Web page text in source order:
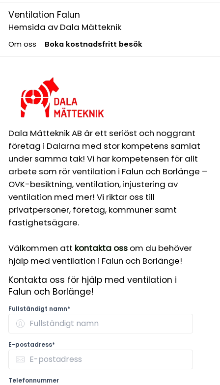
Ventilation Falun
Hemsida av Dala Mätteknik
Om oss Boka kostnadsfritt besök
Dala Mätteknik AB är ett seriöst och noggrant
företag i Dalarna med stor kompetens samlat
under samma tak! Vi har kompetensen för allt
arbete som rör ventilation i Falun och Borlänge –
OVK-besiktning, ventilation, injustering av
ventilation med mer! Vi riktar oss till
privatpersoner, företag, kommuner samt
fastighetsägare.
Välkommen att kontakta ossom du behöver
hjälp med ventilation i Falun och Borlänge!
Kontakta oss för hjälp med ventilation i
Falun och Borlänge!
Fullständigt namn*
E-postadress*
Telefonnummer